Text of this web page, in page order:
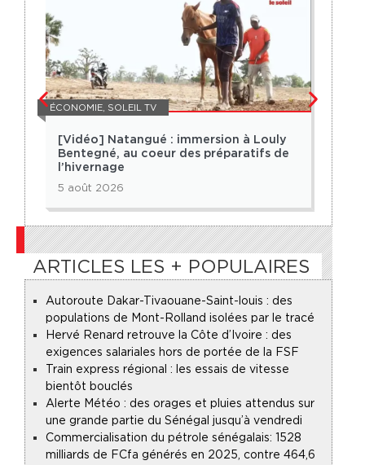
ÉCONOMIE, SOLEIL TV
[Vidéo] Natangué : immersion à Louly
Bentegné, au coeur des préparatifs de
l’hivernage
5 août 2026
ARTICLES LES + POPULAIRES
Autoroute Dakar-Tivaouane-Saint-louis : des
populations de Mont-Rolland isolées par le tracé
Hervé Renard retrouve la Côte d’Ivoire : des
exigences salariales hors de portée de la FSF
Train express régional : les essais de vitesse
bientôt bouclés
Alerte Météo : des orages et pluies attendus sur
une grande partie du Sénégal jusqu’à vendredi
Commercialisation du pétrole sénégalais : 1528
milliards de FCfa générés en 2025, contre 464,6